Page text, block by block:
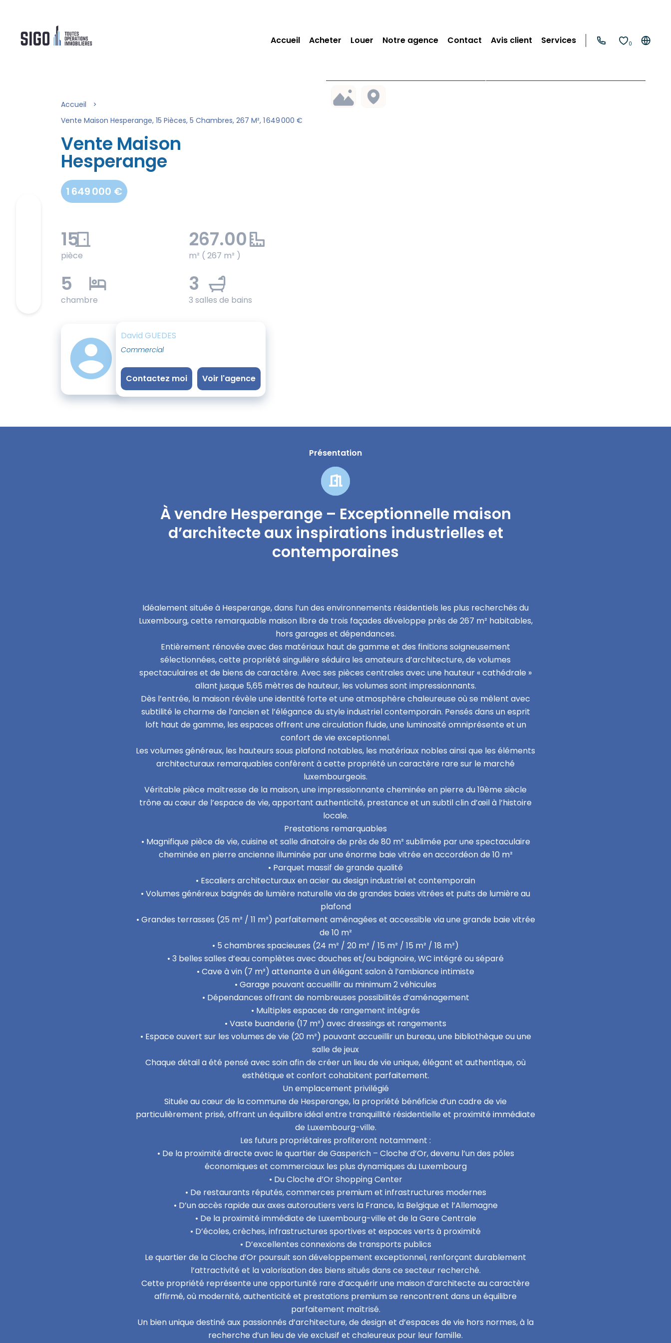
Accueil Acheter Louer Notre agence Contact Avis client Services 0
Accueil
Vente Maison Hesperange, 15 Pièces, 5 Chambres, 267 M², 1 649 000 €
Vente Maison
Hesperange
1 649 000 €
15
pièce
267.00
m² ( 267 m² )
5
chambre
3
3 salles de bains
David GUEDES
Commercial
Contactez moi Voir l'agence
Présentation
À vendre Hesperange – Exceptionnelle maison
d’architecte aux inspirations industrielles et
contemporaines
Idéalement située à Hesperange, dans l’un des environnements résidentiels les plus recherchés du
Luxembourg, cette remarquable maison libre de trois façades développe près de 267 m² habitables,
hors garages et dépendances.
Entièrement rénovée avec des matériaux haut de gamme et des finitions soigneusement
sélectionnées, cette propriété singulière séduira les amateurs d’architecture, de volumes
spectaculaires et de biens de caractère. Avec ses pièces centrales avec une hauteur « cathédrale »
allant jusque 5,65 mètres de hauteur, les volumes sont impressionnants.
Dès l’entrée, la maison révèle une identité forte et une atmosphère chaleureuse où se mêlent avec
subtilité le charme de l’ancien et l’élégance du style industriel contemporain. Pensés dans un esprit
loft haut de gamme, les espaces offrent une circulation fluide, une luminosité omniprésente et un
confort de vie exceptionnel.
Les volumes généreux, les hauteurs sous plafond notables, les matériaux nobles ainsi que les éléments
architecturaux remarquables confèrent à cette propriété un caractère rare sur le marché
luxembourgeois.
Véritable pièce maîtresse de la maison, une impressionnante cheminée en pierre du 19ème siècle
trône au cœur de l’espace de vie, apportant authenticité, prestance et un subtil clin d’œil à l’histoire
locale.
Prestations remarquables
• Magnifique pièce de vie, cuisine et salle dinatoire de près de 80 m² sublimée par une spectaculaire
cheminée en pierre ancienne illuminée par une énorme baie vitrée en accordéon de 10 m²
• Parquet massif de grande qualité
• Escaliers architecturaux en acier au design industriel et contemporain
• Volumes généreux baignés de lumière naturelle via de grandes baies vitrées et puits de lumière au
plafond
• Grandes terrasses (25 m² / 11 m²) parfaitement aménagées et accessible via une grande baie vitrée
de 10 m²
• 5 chambres spacieuses (24 m² / 20 m² / 15 m² / 15 m² / 18 m²)
• 3 belles salles d’eau complètes avec douches et/ou baignoire, WC intégré ou séparé
• Cave à vin (7 m²) attenante à un élégant salon à l’ambiance intimiste
• Garage pouvant accueillir au minimum 2 véhicules
• Dépendances offrant de nombreuses possibilités d’aménagement
• Multiples espaces de rangement intégrés
• Vaste buanderie (17 m²) avec dressings et rangements
• Espace ouvert sur les volumes de vie (20 m²) pouvant accueillir un bureau, une bibliothèque ou une
salle de jeux
Chaque détail a été pensé avec soin afin de créer un lieu de vie unique, élégant et authentique, où
esthétique et confort cohabitent parfaitement.
Un emplacement privilégié
Située au cœur de la commune de Hesperange, la propriété bénéficie d’un cadre de vie
particulièrement prisé, offrant un équilibre idéal entre tranquillité résidentielle et proximité immédiate
de Luxembourg-ville.
Les futurs propriétaires profiteront notamment :
• De la proximité directe avec le quartier de Gasperich – Cloche d’Or, devenu l’un des pôles
économiques et commerciaux les plus dynamiques du Luxembourg
• Du Cloche d’Or Shopping Center
• De restaurants réputés, commerces premium et infrastructures modernes
• D’un accès rapide aux axes autoroutiers vers la France, la Belgique et l’Allemagne
• De la proximité immédiate de Luxembourg-ville et de la Gare Centrale
• D’écoles, crèches, infrastructures sportives et espaces verts à proximité
• D’excellentes connexions de transports publics
Le quartier de la Cloche d’Or poursuit son développement exceptionnel, renforçant durablement
l’attractivité et la valorisation des biens situés dans ce secteur recherché.
Cette propriété représente une opportunité rare d’acquérir une maison d’architecte au caractère
affirmé, où modernité, authenticité et prestations premium se rencontrent dans un équilibre
parfaitement maîtrisé.
Un bien unique destiné aux passionnés d’architecture, de design et d’espaces de vie hors normes, à la
recherche d’un lieu de vie exclusif et chaleureux pour leur famille.